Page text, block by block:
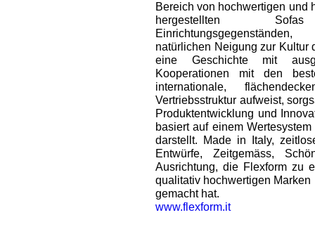
Bereich von hochwertigen und
hergestellten
natürlichen Neigung zur Kultur
eine Geschichte mit
Kooperationen mit den
internationale,
Vertriebsstruktur aufweist,
Produktentwicklung und
basiert auf einem
darstellt. Made in Italy,
Entwürfe, Zeitgemäss,
Ausrichtung, die Flexform zu
qualitativ hochwertigen
gemacht hat.
www.flexform.it